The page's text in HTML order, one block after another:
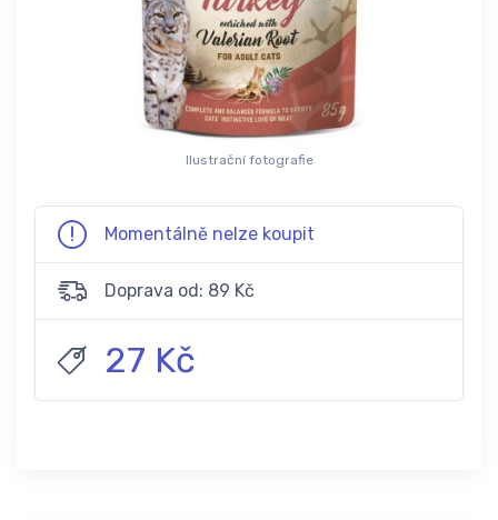
Ilustrační fotografie
Momentálně nelze koupit
Doprava od: 89 Kč
27 Kč